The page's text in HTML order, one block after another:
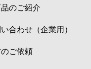
のご紹介
合わせ（企業用）
ご依頼